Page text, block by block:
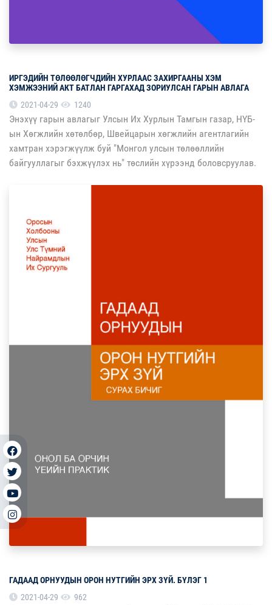
ИРГЭДИЙН ТӨЛӨӨЛӨГЧДИЙН ХУРЛААС ЗАХИРГААНЫ ХЭМ
ХЭМЖЭЭНИЙ АКТ БАТЛАН ГАРГАХАД ЗОРИУЛСАН ГАРЫН АВЛАГА
2021-04-29
1240
Энэхүү гарын авлагыг Улсын Их Хурлын Тамгын газар, НҮБ-
ын Хөгжлийн хөтөлбөр, Швейцарын хөгжлийн агентлагийн
хамтран хэрэгжүүлж буй "Монгол улсын төлөөллийн
байгууллагыг бэхжүүлэх нь" төслийн хүрээнд боловсруулав.
ГАДААД ОРНУУДЫН ОРОН НУТГИЙН ЭРХ ЗҮЙ. БҮЛЭГ 1
2021-04-29
962